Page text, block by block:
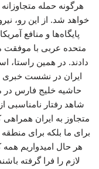
هرگونه حمله
پایگاه‌ها و منافع
متحده عربی با موفقت
دادند. در همین راستا،
شاهد رفتار نامناسبی
متجاوز به ایران
برای ما بلکه برای
هر حال امیدواریم
لازم را فرا گرفته